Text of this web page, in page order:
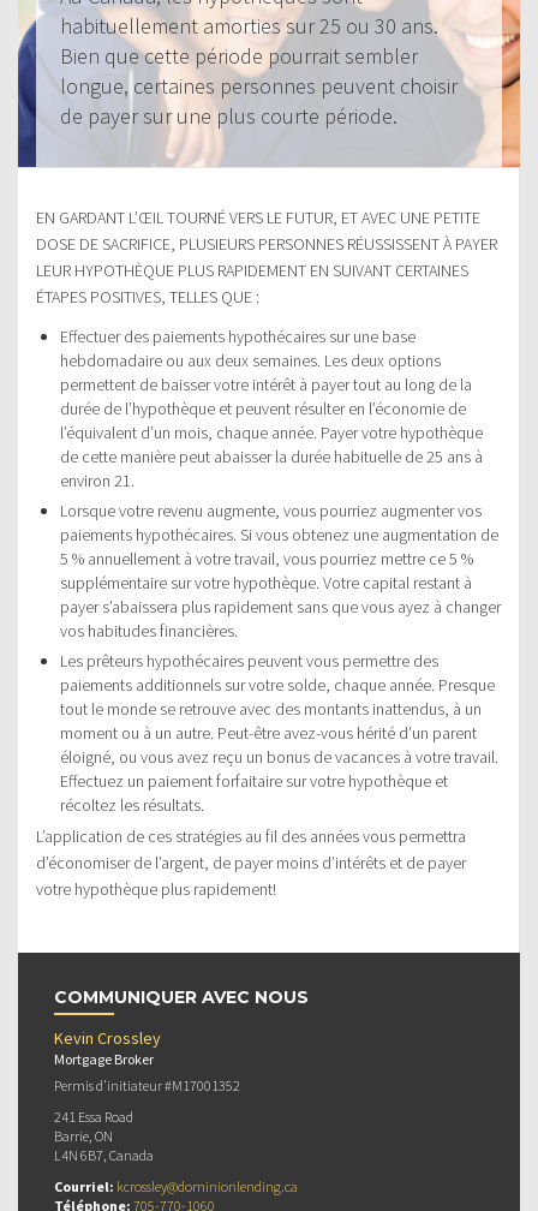
habituellement amorties sur 25 ou 30 ans.
Bien que cette période pourrait sembler
longue, certaines personnes peuvent choisir
de payer sur une plus courte période.
EN GARDANT L’ŒIL TOURNÉ VERS LE FUTUR, ET AVEC UNE PETITE
DOSE DE SACRIFICE, PLUSIEURS PERSONNES RÉUSSISSENT À PAYER
LEUR HYPOTHÈQUE PLUS RAPIDEMENT EN SUIVANT CERTAINES
ÉTAPES POSITIVES, TELLES QUE :
Effectuer des paiements hypothécaires sur une base
hebdomadaire ou aux deux semaines. Les deux options
permettent de baisser votre intérêt à payer tout au long de la
durée de l’hypothèque et peuvent résulter en l’économie de
l’équivalent d’un mois, chaque année. Payer votre hypothèque
de cette manière peut abaisser la durée habituelle de 25 ans à
environ 21.
Lorsque votre revenu augmente, vous pourriez augmenter vos
paiements hypothécaires. Si vous obtenez une augmentation de
5 % annuellement à votre travail, vous pourriez mettre ce 5 %
supplémentaire sur votre hypothèque. Votre capital restant à
payer s’abaissera plus rapidement sans que vous ayez à changer
vos habitudes financières.
Les prêteurs hypothécaires peuvent vous permettre des
paiements additionnels sur votre solde, chaque année. Presque
tout le monde se retrouve avec des montants inattendus, à un
moment ou à un autre. Peut-être avez-vous hérité d’un parent
éloigné, ou vous avez reçu un bonus de vacances à votre travail.
Effectuez un paiement forfaitaire sur votre hypothèque et
récoltez les résultats.
L’application de ces stratégies au fil des années vous permettra
d’économiser de l’argent, de payer moins d’intérêts et de payer
votre hypothèque plus rapidement!
COMMUNIQUER AVEC NOUS
Kevin Crossley
Mortgage Broker
Permis d’initiateur #M17001352
241 Essa Road
Barrie, ON
L4N 6B7, Canada
Courriel: kcrossley@dominionlending.ca
Téléphone: 705-770-1060